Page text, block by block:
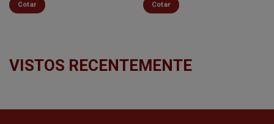
Cotar Cotar
VISTOS RECENTEMENTE